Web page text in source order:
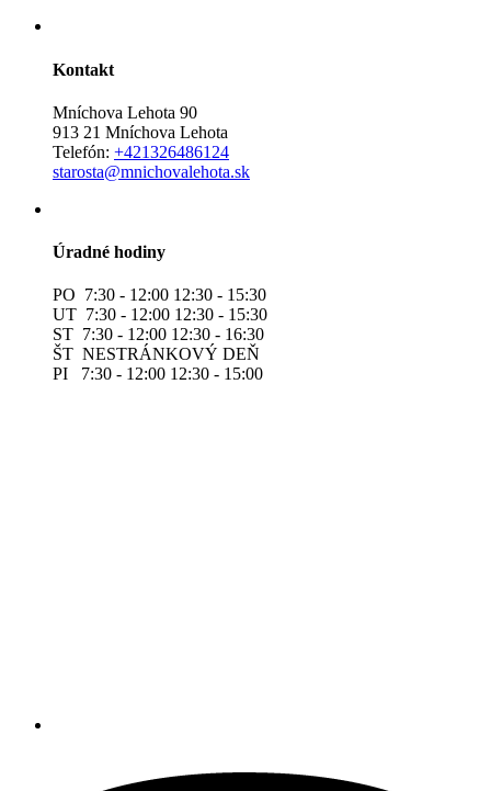
Kontakt
Mníchova Lehota 90
913 21 Mníchova Lehota
Telefón: +421326486124
starosta@mnichovalehota.sk
Úradné hodiny
PO 7:30 - 12:00 12:30 - 15:30
UT 7:30 - 12:00 12:30 - 15:30
ST 7:30 - 12:00 12:30 - 16:30
ŠT NESTRÁNKOVÝ DEŇ
PI 7:30 - 12:00 12:30 - 15:00